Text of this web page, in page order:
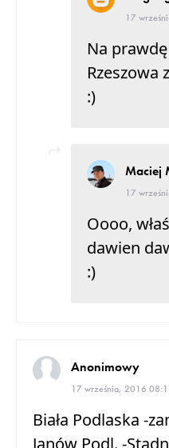
17
Na
Rzeszowa
:)
Maciej
17
Oooo,
dawien
:)
Anonimowy
17 września, 2016
Biała Podlaska -